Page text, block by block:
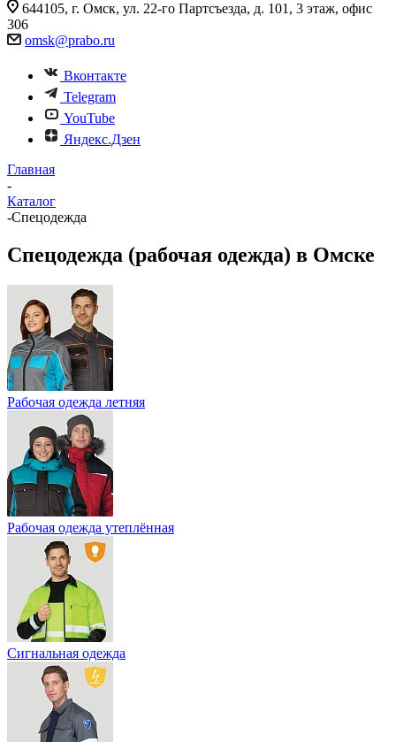
644105, г. Омск, ул. 22-го Партсъезда, д. 101, 3 этаж, офис
306
omsk@prabo.ru
Вконтакте
Telegram
YouTube
Яндекс.Дзен
Главная
-
Каталог
-Спецодежда
Спецодежда (рабочая одежда) в Омске
Рабочая одежда летняя
Рабочая одежда утеплённая
Сигнальная одежда